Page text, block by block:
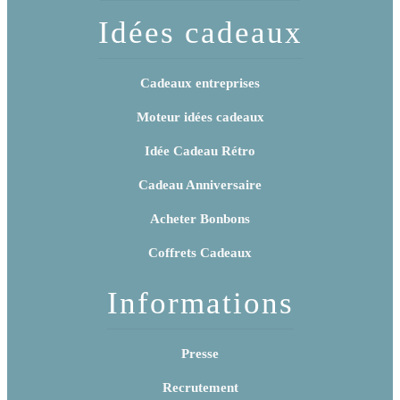
Idées cadeaux
Cadeaux entreprises
Moteur idées cadeaux
Idée Cadeau Rétro
Cadeau Anniversaire
Acheter Bonbons
Coffrets Cadeaux
Informations
Presse
Recrutement